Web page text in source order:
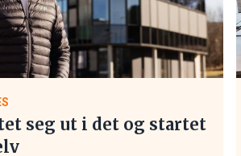
seg ut i det og startet